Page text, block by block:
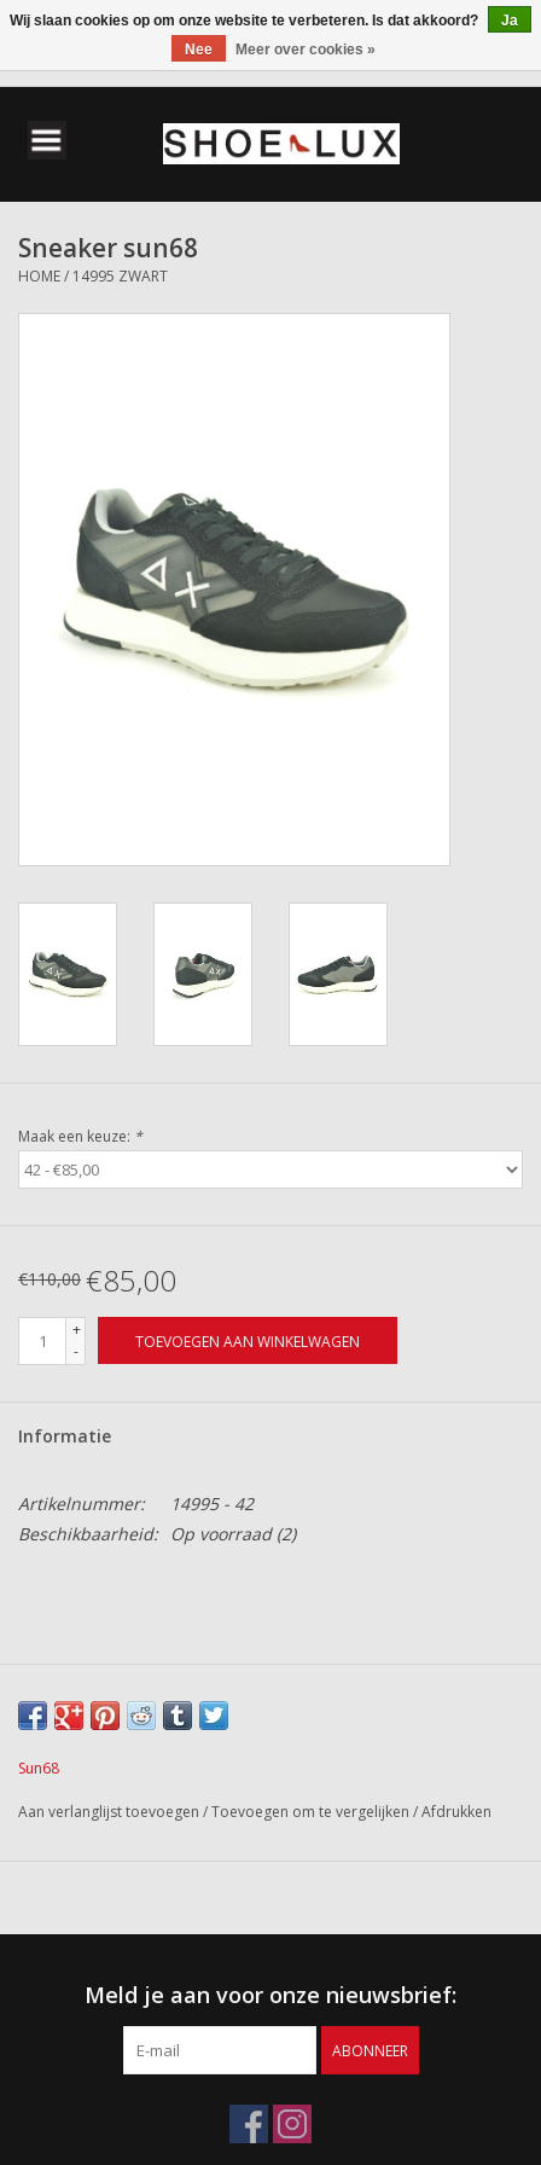
Herenschoenen
Accessoires
Sneaker sun68
HOME/ 14995 ZWART
Maak een keuze: *
€110,00 €85,00
+
-
TOEVOEGEN AAN WINKELWAGEN
Informatie
Artikelnummer:
14995 - 42
Beschikbaarheid:
Op voorraad(2)
Sun68
Aan verlanglijst toevoegen /Toevoegen om te vergelijken /Afdrukken
Meld je aan voor onze nieuwsbrief:
ABONNEER
Wij slaan cookies op om onze website te verbeteren. Is dat akkoord?
Ja
Nee
Meer over cookies »